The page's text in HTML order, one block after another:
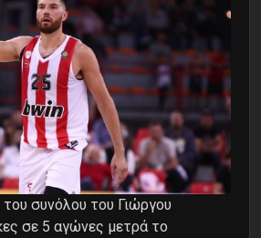
συνόλου του Γιώργου
σε 5 αγώνες μετρά το